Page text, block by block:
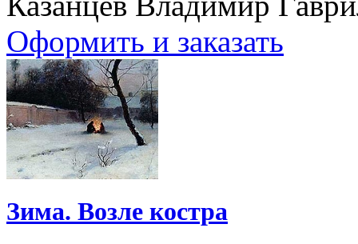
Оформить и заказать
Зима. Возле костра